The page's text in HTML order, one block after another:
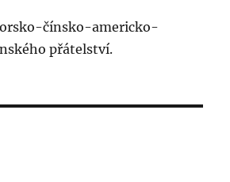
čínsko-americko-
přátelství.